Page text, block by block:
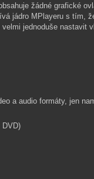
žádné grafické
jádro MPlayeru s tím,
jednoduše nastavit
a audio formáty, jen